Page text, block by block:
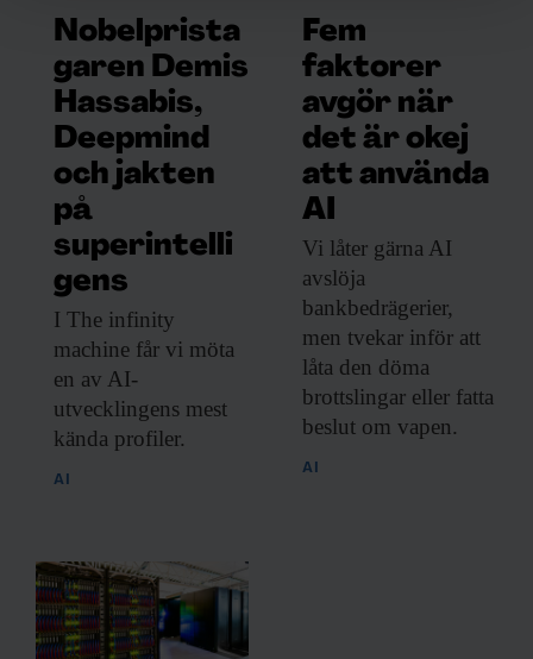
och annonserna till användarna, tillhandahålla funktioner
för sociala medier och analysera vår trafik. Vi
vidarebefordrar även sådana identifierare och annan
information från din enhet till de sociala medier och
annons- och analysföretag som vi samarbetar med.
Dessa kan i sin tur kombinera informationen med annan
information som du har tillhandahållit eller som de har
samlat in när du har använt deras tjänster.
Nobelprista
garen Demis
Hassabis,
Deepmind
och jakten
på
superintelli
gens
I The infinity
machine får vi möta
en av AI-
utvecklingens mest
kända profiler.
AI
Fem
faktorer
avgör när
det är okej
att använda
AI
Vi låter gärna AI
avslöja
bankbedrägerier,
men tvekar inför att
låta den döma
brottslingar eller fatta
beslut om vapen.
AI